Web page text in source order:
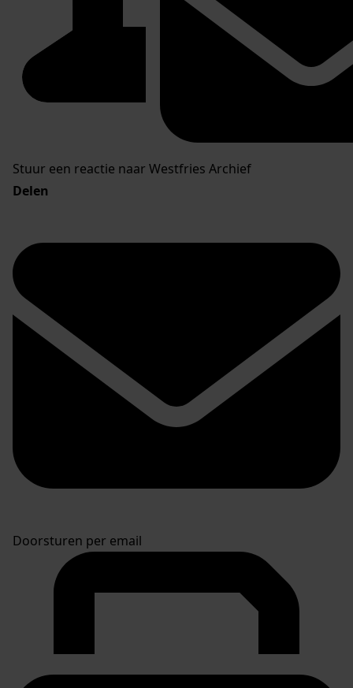
Stuur een reactie naar Westfries Archief
Delen
Doorsturen per email